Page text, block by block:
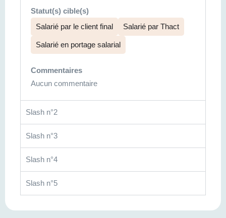
Statut(s) cible(s)
Salarié par le client final
Salarié par Thact
Salarié en portage salarial
Commentaires
Aucun commentaire
Slash n°2
Slash n°3
Slash n°4
Slash n°5